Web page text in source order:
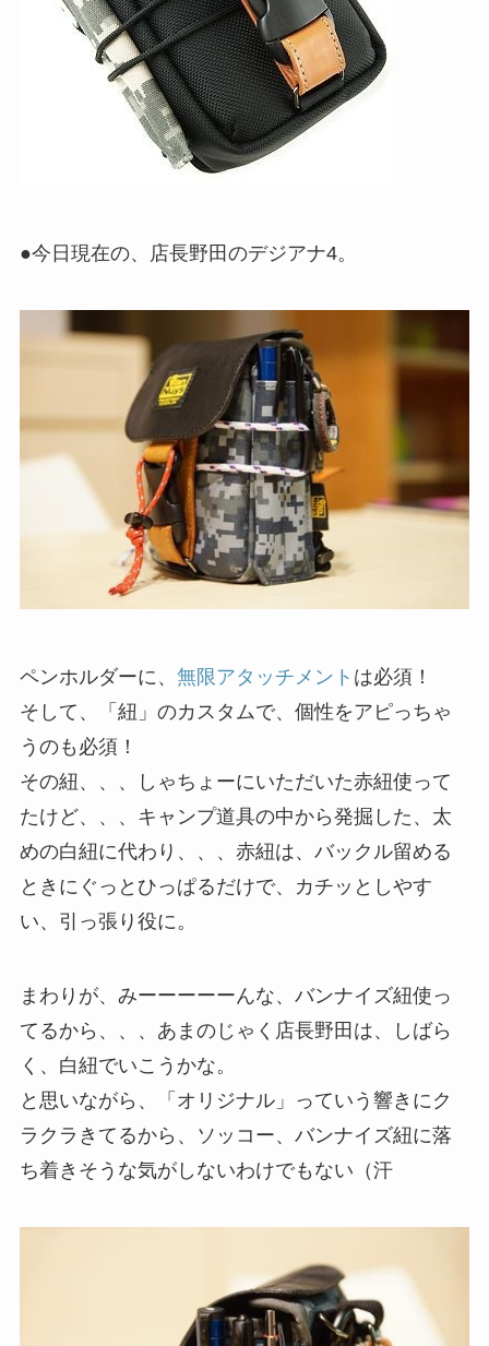
●今日現在の、店長野田のデジアナ4。
ペンホルダーに、 無限アタッチメント は必須！
そして、「紐」のカスタムで、個性をアピっちゃ
うのも必須！
その紐、、、しゃちょーにいただいた赤紐使って
たけど、、、キャンプ道具の中から発掘した、太
めの白紐に代わり、、、赤紐は、バックル留める
ときにぐっとひっぱるだけで、カチッとしやす
い、引っ張り役に。
まわりが、みーーーーーんな、バンナイズ紐使っ
てるから、、、あまのじゃく店長野田は、しばら
く、白紐でいこうかな。
と思いながら、「オリジナル」っていう響きにク
ラクラきてるから、ソッコー、バンナイズ紐に落
ち着きそうな気がしないわけでもない（汗